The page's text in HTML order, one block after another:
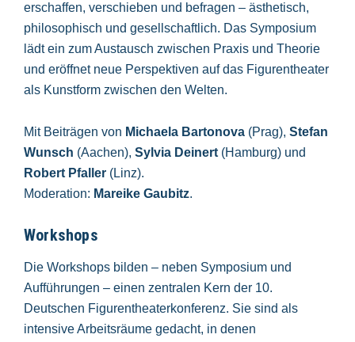
erschaffen, verschieben und befragen – ästhetisch,
philosophisch und gesellschaftlich. Das Symposium
lädt ein zum Austausch zwischen Praxis und Theorie
und eröffnet neue Perspektiven auf das Figurentheater
als Kunstform zwischen den Welten.
Mit Beiträgen von Michaela Bartonova (Prag), Stefan
Wunsch (Aachen), Sylvia Deinert (Hamburg) und
Robert Pfaller (Linz).
Moderation: Mareike Gaubitz.
Workshops
Die Workshops bilden – neben Symposium und
Aufführungen – einen zentralen Kern der 10.
Deutschen Figurentheaterkonferenz. Sie sind als
intensive Arbeitsräume gedacht, in denen